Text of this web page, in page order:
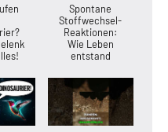
Spontane
Stoffwechsel-
Reaktionen:
Wie Leben
entstand